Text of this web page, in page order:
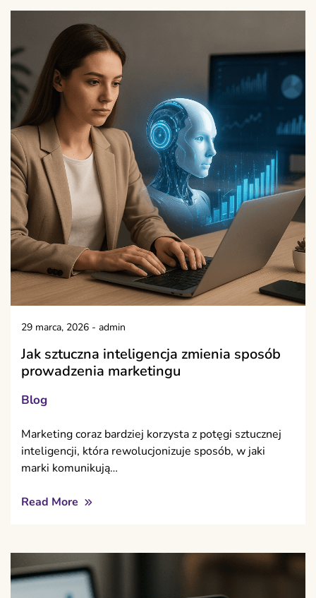
29 marca, 2026 - admin
Jak sztuczna inteligencja zmienia sposób
prowadzenia marketingu
Blog
Marketing coraz bardziej korzysta z potęgi sztucznej
inteligencji, która rewolucjonizuje sposób, w jaki
marki komunikują…
Read More